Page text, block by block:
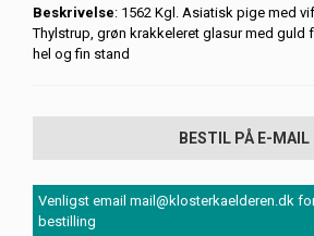
Beskrivelse: 1562 Kgl. Asiatisk pige med
Thylstrup, grøn krakkeleret glasur med guld
hel og fin stand
BESTIL PÅ E-MAIL
Venligst email mail@klosterkaelderen.dk
bestilling